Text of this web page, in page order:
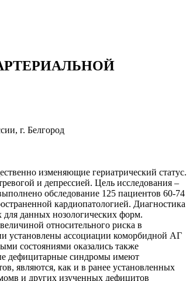
г. Белгород
изменяющие гериатрический статус.
и депрессией. Цель исследования –
обследование 125 пациентов 60-74
кардиопатологией. Диагностика
данных нозологических форм.
относительного риска в
установлены ассоциации коморбидной АГ
состояниями оказались также
дефицитарные синдромы имеют
являются, как и в ранее установленных
и других изученных дефицитов